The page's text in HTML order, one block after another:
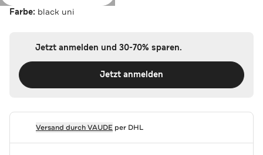
Farbe: black uni
Jetzt anmelden und 30-70% sparen.
Jetzt anmelden
Versand durchVAUDEper DHL